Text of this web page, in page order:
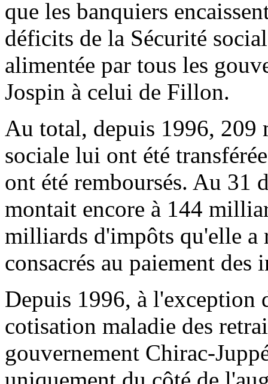
que les banquiers
déficits de la Sécurité
alimentée par tous les
Jospin à celui de Fillon.
Au total, depuis 1996, 209
sociale lui ont été
ont été remboursés. Au 31
montait encore à 144
milliards d'impôts qu'elle a
consacrés au paiement des
Depuis 1996, à l'exception
cotisation maladie des
gouvernement Chirac-